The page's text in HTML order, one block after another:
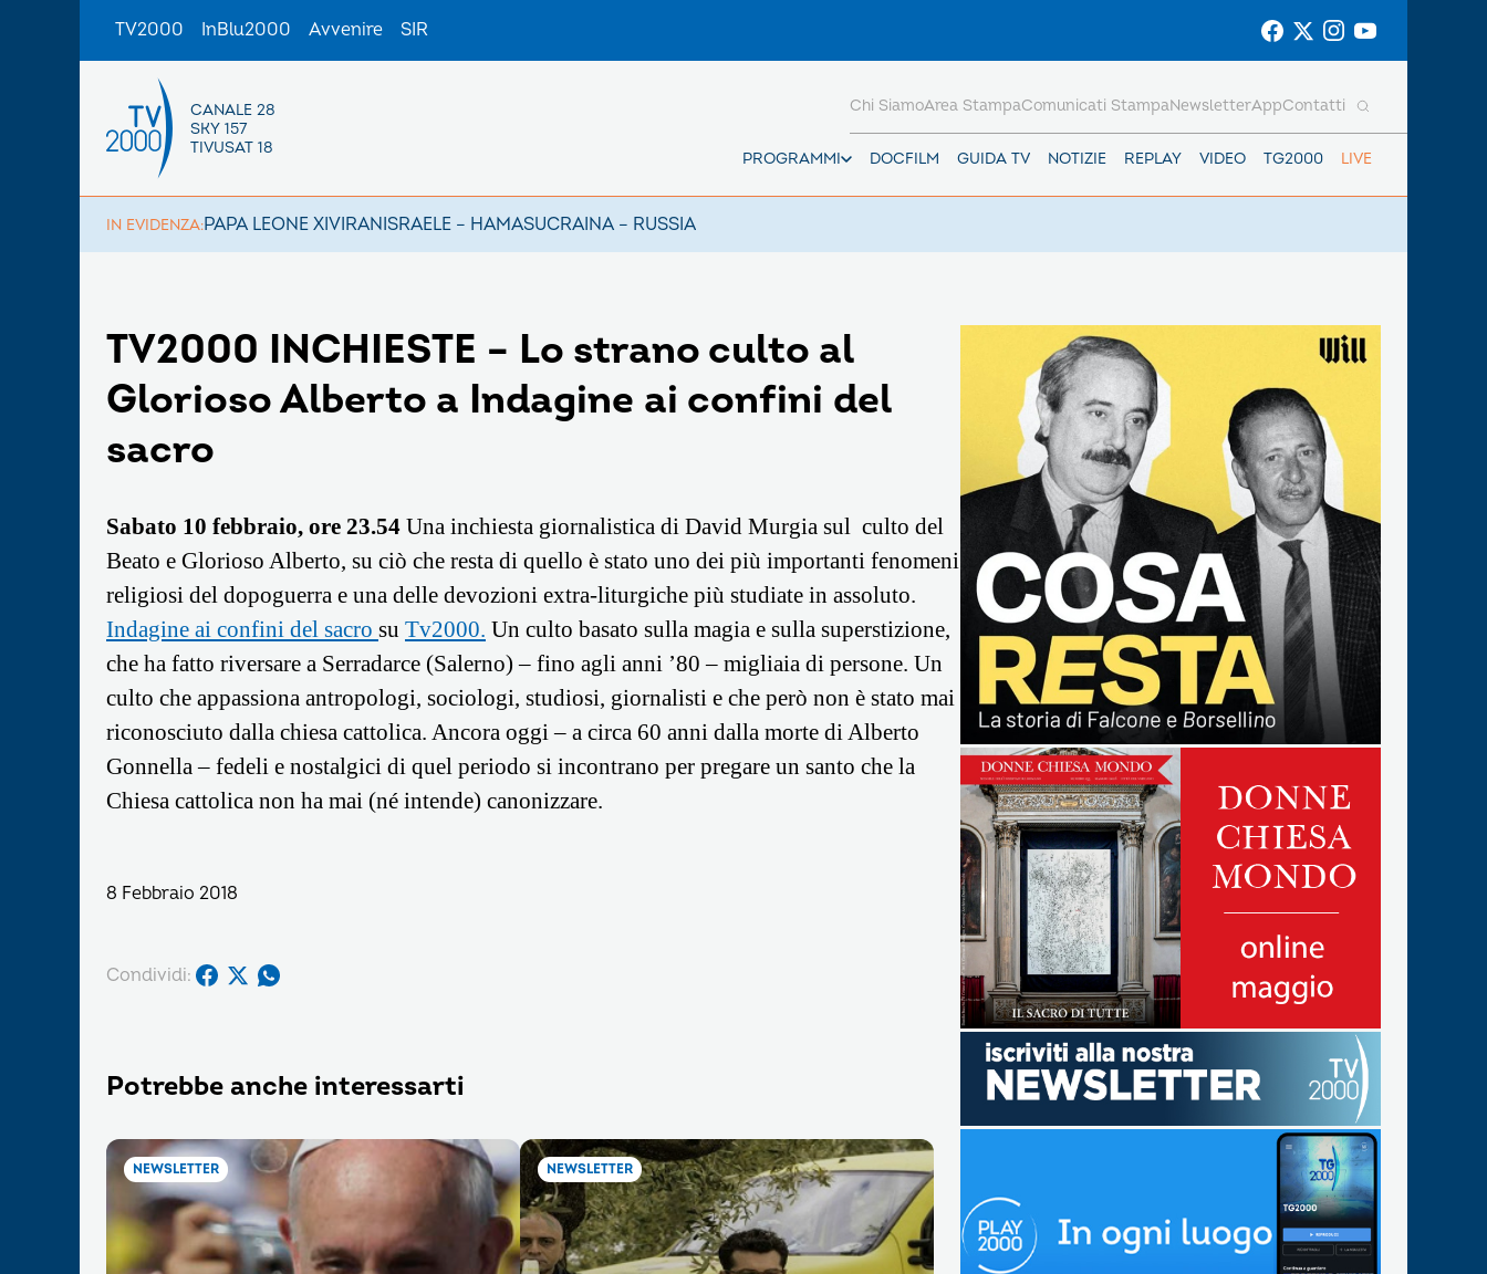
TV2000 InBlu2000 Avvenire SIR
CANALE 28
SKY 157
TIVUSAT 18
PROGRAMMI DOCFILM GUIDA TV NOTIZIE REPLAY VIDEO TG2000 LIVE
Chi SiamoArea StampaComunicati StampaNewsletterAppContatti
IN EVIDENZA:PAPA LEONE XIVIRANISRAELE – HAMASUCRAINA – RUSSIA
TV2000 INCHIESTE – Lo strano culto al
Glorioso Alberto a Indagine ai confini del
sacro
Sabato 10 febbraio, ore 23.54 Una inchiesta giornalistica di David Murgia sul culto del
Beato e Glorioso Alberto, su ciò che resta di quello è stato uno dei più importanti fenomeni
religiosi del dopoguerra e una delle devozioni extra-liturgiche più studiate in assoluto.
Indagine ai confini del sacro su Tv2000. Un culto basato sulla magia e sulla superstizione,
che ha fatto riversare a Serradarce (Salerno) – fino agli anni ’80 – migliaia di persone. Un
culto che appassiona antropologi, sociologi, studiosi, giornalisti e che però non è stato mai
riconosciuto dalla chiesa cattolica. Ancora oggi – a circa 60 anni dalla morte di Alberto
Gonnella – fedeli e nostalgici di quel periodo si incontrano per pregare un santo che la
Chiesa cattolica non ha mai (né intende) canonizzare.
8 Febbraio 2018
Condividi:
Potrebbe anche interessarti
NEWSLETTER NEWSLETTER